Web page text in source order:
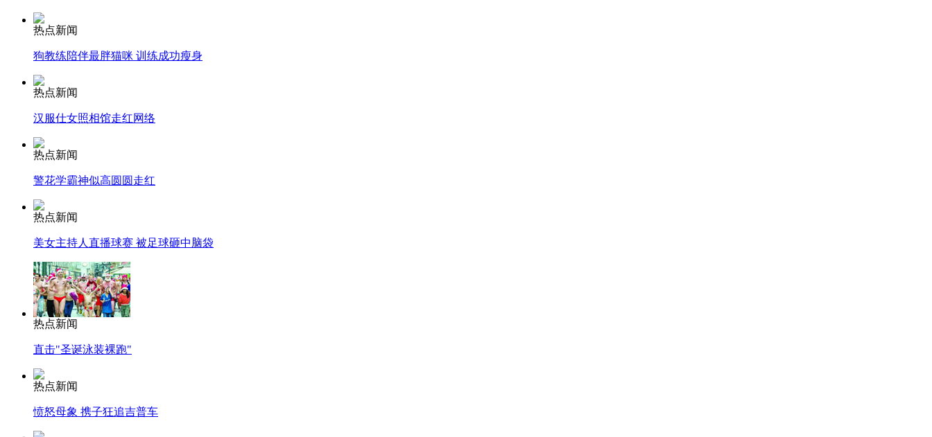
走！跟着总书记去植树
纽约上演“枕头大战”
热点新闻
狗教练陪伴最胖猫咪 训练成功瘦身
热点新闻
汉服仕女照相馆走红网络
热点新闻
警花学霸神似高圆圆走红
热点新闻
美女主持人直播球赛 被足球砸中脑袋
热点新闻
直击"圣诞泳装裸跑"
热点新闻
愤怒母象 携子狂追吉普车